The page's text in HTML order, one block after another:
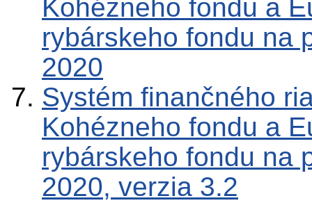
Kohézneho fondu a
rybárskeho fondu na
2020
Systém finančného
Kohézneho fondu a
rybárskeho fondu na
2020, verzia 3.2